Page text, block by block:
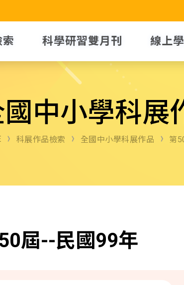
科學研習雙月刊 線上
中小學科展
科展作品檢索 全國中小學科展作品 第
屆--民國99年